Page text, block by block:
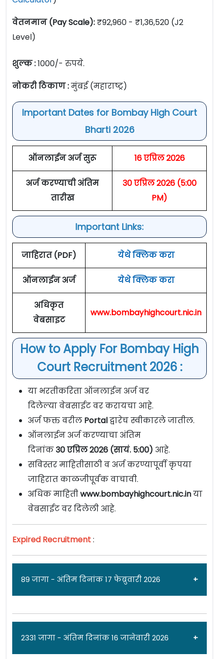
वेतनमान (Pay Scale): ₹92,960 - ₹1,36,520 (J2
Level)
शुल्क :1000/- रुपये.
नोकरी ठिकाण :मुंबई (महाराष्ट्र)
Important Dates for Bombay High Court
Bharti 2026
ऑनलाईन अर्ज सुरू 16 एप्रिल 2026
अर्ज करण्याची अंतिम
तारीख
30 एप्रिल 2026 (5:00
PM)
Important Links:
जाहिरात (PDF) येथे क्लिक करा
ऑनलाईन अर्ज येथे क्लिक करा
अधिकृत
वेबसाइट
www.bombayhighcourt.nic.in
How to Apply For Bombay High
Court Recruitment 2026 :
या भरतीकरिता ऑनलाईन अर्ज वर
दिलेल्या वेबसाईट वर करायचा आहे.
अर्ज फक्त वरील Portalद्वारेच स्वीकारले जातील.
ऑनलाईन अर्ज करण्याचा अंतिम
दिनांक30एप्रिल2026 (सायं. 5:00) आहे.
सविस्तर माहितीसाठी व अर्ज करण्यापूर्वी कृपया
जाहिरात काळजीपूर्वक वाचावी.
अधिक माहितीwww.bombayhighcourt.nic.inया
वेबसाईट वर दिलेली आहे.
Expired Recruitment:
89 जागा - अंतिम दिनांक 17 फेब्रुवारी 2026
जाहिरात दिनांक: 29/01/26
2331 जागा - अंतिम दिनांक 16 जानेवारी 2026